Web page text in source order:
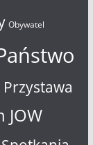
Obywatel
JOW